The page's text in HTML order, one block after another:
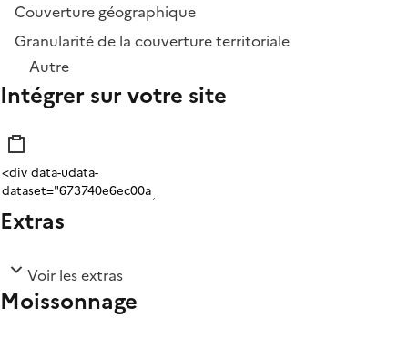
Couverture géographique
Granularité de la couverture territoriale
Autre
Intégrer sur votre site
Extras
Voir les extras
Moissonnage